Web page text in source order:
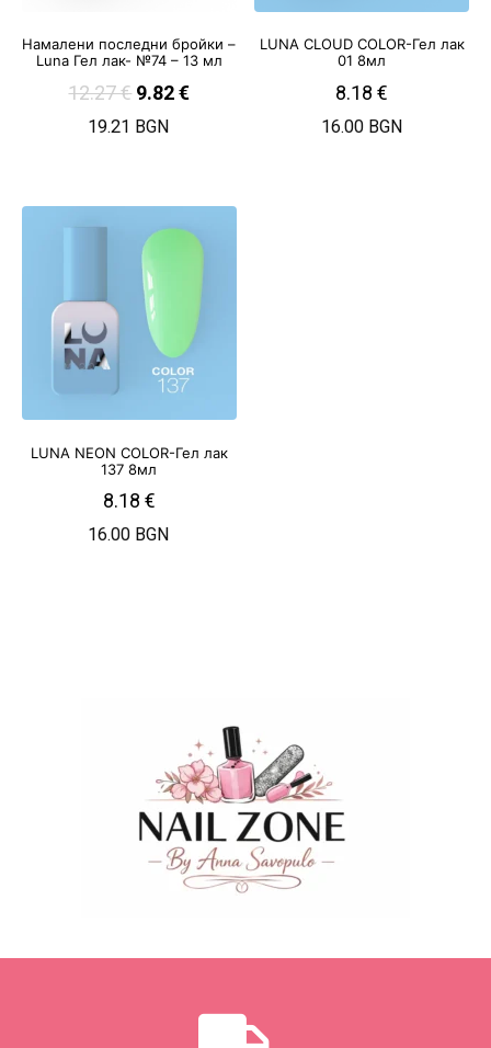
Намалени последни бройки –
Luna Гел лак- №74 – 13 мл
12.27€ 9.82€
19.21 BGN
LUNA CLOUD COLOR-Гел лак
01 8мл
8.18€
16.00 BGN
LUNA NEON COLOR-Гел лак
137 8мл
8.18 €
16.00 BGN